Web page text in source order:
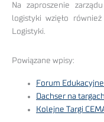
Na zaproszenie
logistyki wzięło
Logistyki.
Powiązane wpisy:
Forum Edukacyjne
Dachser na
Kolejne Targi